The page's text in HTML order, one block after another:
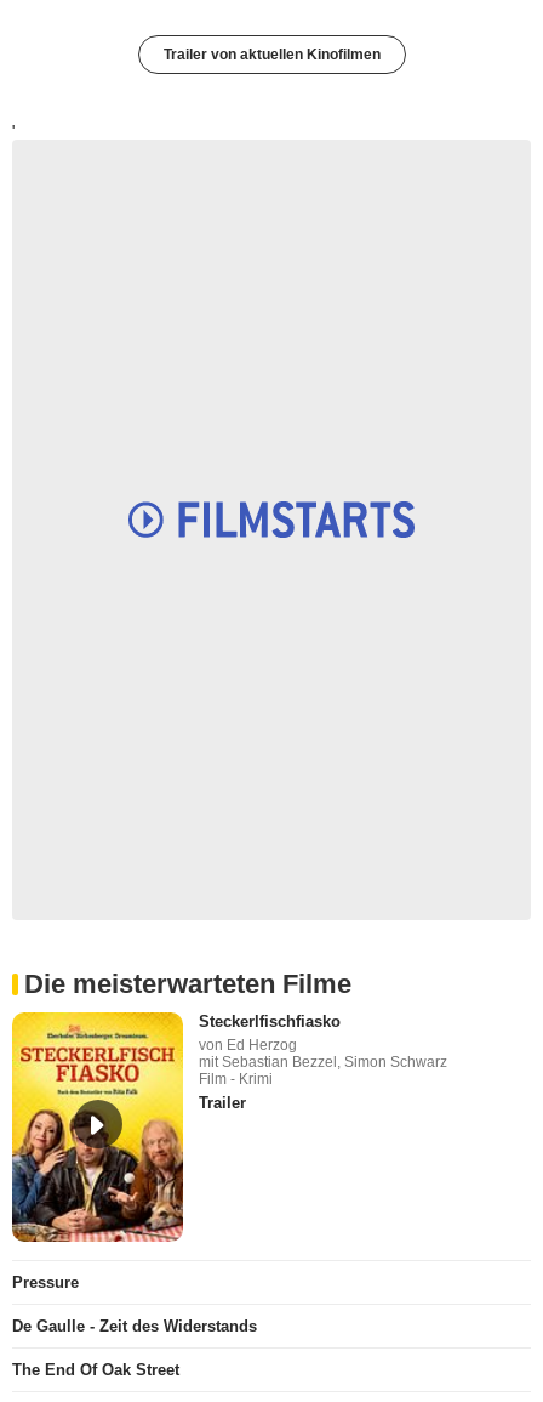
Trailer von aktuellen Kinofilmen
'
Die meisterwarteten Filme
Steckerlfischfiasko
von Ed Herzog
mit Sebastian Bezzel, Simon Schwarz
Film - Krimi
Trailer
Pressure
De Gaulle - Zeit des Widerstands
The End Of Oak Street